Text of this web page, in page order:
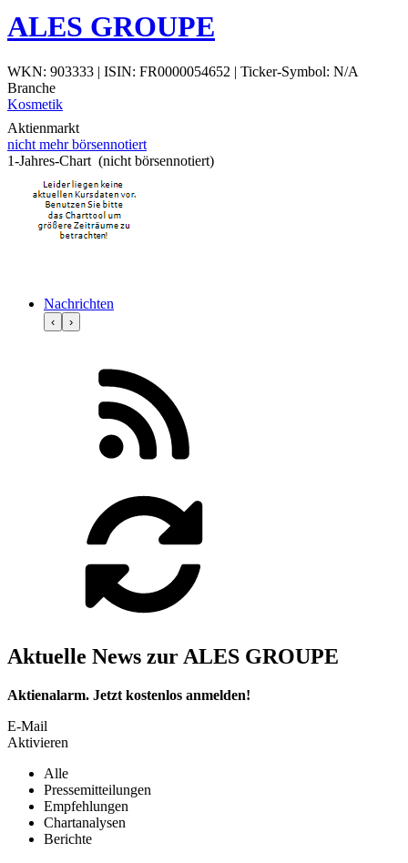
ALES GROUPE
WKN: 903333 | ISIN: FR0000054652 | Ticker-Symbol: N/A
Branche
Kosmetik
Aktienmarkt
nicht mehr börsennotiert
1-Jahres-Chart (nicht börsennotiert)
Nachrichten
‹ ›
Aktuelle News zur ALES GROUPE
Aktienalarm. Jetzt kostenlos anmelden!
E-Mail
Aktivieren
Alle
Pressemitteilungen
Empfehlungen
Chartanalysen
Berichte